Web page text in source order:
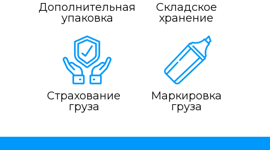
Дополнительная
упаковка
Складское
хранение
Страхование
груза
Маркировка
груза